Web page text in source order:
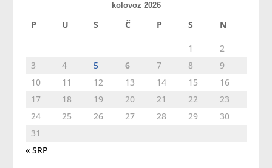
kolovoz 2026
P U S Č P S N
1
2
3
4 5 6 7 8
9
10
11 12 13 14 15
16
17
18 19 20 21 22
23
24
25 26 27 28 29
30
31
« SRP